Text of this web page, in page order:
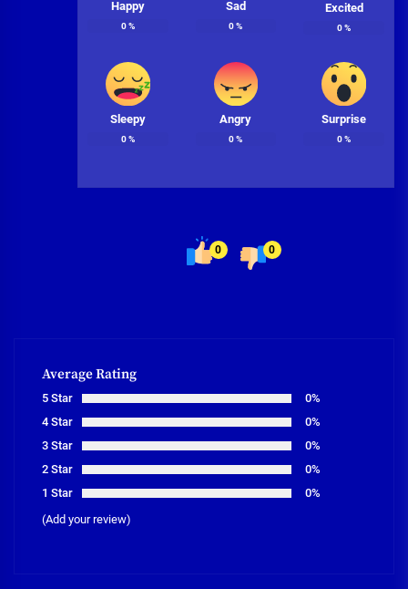
Happy
0%
Sad
0%
Excited
0%
Sleepy
0%
Angry
0%
Surprise
0%
0 0
Average Rating
5 Star
0%
4 Star
0%
3 Star
0%
2 Star
0%
1 Star
0%
(Add your review)